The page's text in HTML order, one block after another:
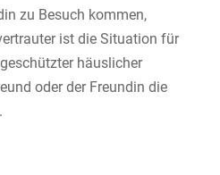
zu Besuch kommen,
ist die Situation für
häuslicher
oder der Freundin die